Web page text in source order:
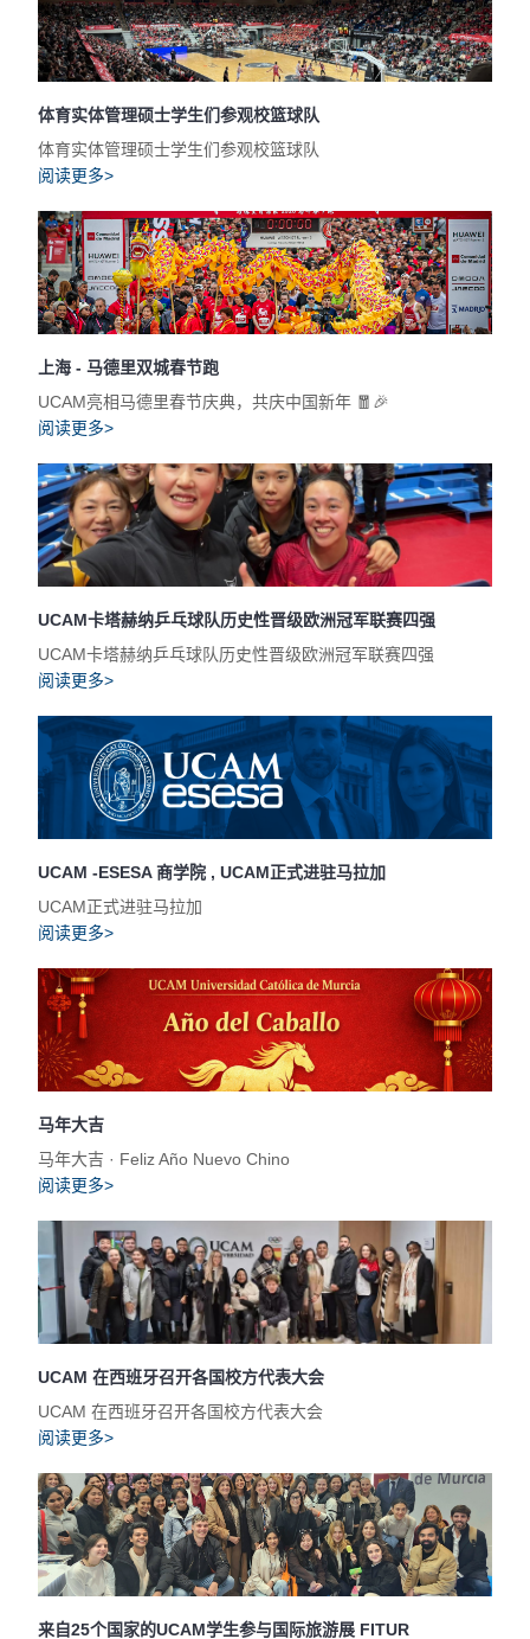
体育实体管理硕士学生们参观校篮球队
体育实体管理硕士学生们参观校篮球队
阅读更多>
上海 - 马德里双城春节跑
UCAM亮相马德里春节庆典，共庆中国新年 🧧🎉
阅读更多>
UCAM卡塔赫纳乒乓球队历史性晋级欧洲冠军联赛四强
UCAM卡塔赫纳乒乓球队历史性晋级欧洲冠军联赛四强
阅读更多>
UCAM -ESESA 商学院 , UCAM正式进驻马拉加
UCAM正式进驻马拉加
阅读更多>
马年大吉
马年大吉 · Feliz Año Nuevo Chino
阅读更多>
UCAM 在西班牙召开各国校方代表大会
UCAM 在西班牙召开各国校方代表大会
阅读更多>
来自25个国家的UCAM学生参与国际旅游展 FITUR